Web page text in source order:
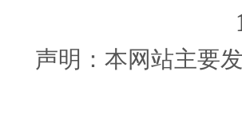
声明：本网站主要